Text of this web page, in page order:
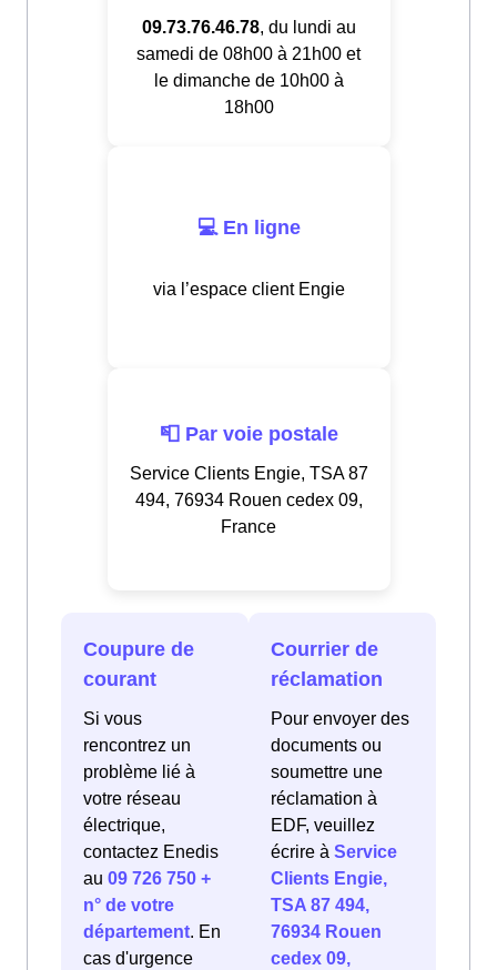
09.73.76.46.78, du lundi au
samedi de 08h00 à 21h00 et
le dimanche de 10h00 à
18h00
💻 En ligne
via l’espace client Engie
📮 Par voie postale
Service Clients Engie, TSA 87
494, 76934 Rouen cedex 09,
France
Coupure de
courant
Si vous
rencontrez un
problème lié à
votre réseau
électrique,
contactez Enedis
au 09 726 750 +
n° de votre
département. En
cas d'urgence
Courrier de
réclamation
Pour envoyer des
documents ou
soumettre une
réclamation à
EDF, veuillez
écrire à Service
Clients Engie,
TSA 87 494,
76934 Rouen
cedex 09,